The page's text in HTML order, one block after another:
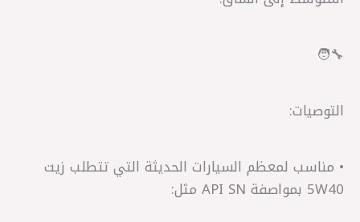
🧑‍🔧
التوصيات:
• مناسب لمعظم السيارات الحديثة التي تتطلب زيت
5W40 بمواصفة API SN مثل: